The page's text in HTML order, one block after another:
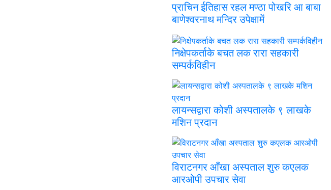
प्राचिन ईतिहास रहल मण्ठा पोखरि आ बाबा
बाणेश्वरनाथ मन्दिर उपेक्षामें
निक्षेपकर्ताके बचत लक रारा सहकारी
सम्पर्कविहीन
लायन्सद्वारा कोशी अस्पतालके ९ लाखके
मशिन प्रदान
विराटनगर आँखा अस्पताल शुरु कएलक
आरओपी उपचार सेवा